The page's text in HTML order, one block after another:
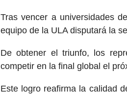
Tras vencer a universidades
equipo de la ULA disputará la
De obtener el triunfo, los
competir en la final global el
Este logro reafirma la calidad